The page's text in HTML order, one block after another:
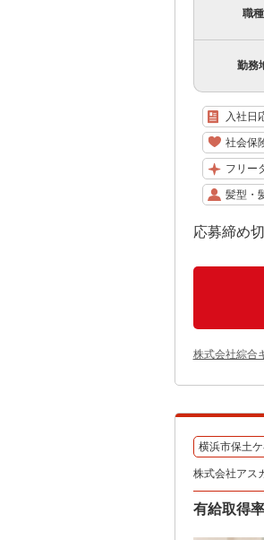
職種
勤務
入社日
社会保
フリー
髪型・
応募締め
株式会社綜合
横浜市保土
株式会社アス
有給取得